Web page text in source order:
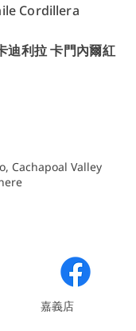
Cordillera
迪利拉 卡門內爾紅
Cachapoal Valley
嘉義店